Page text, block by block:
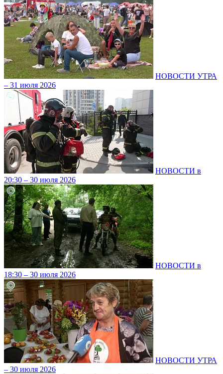
НОВОСТИ УТРА
– 31 июля 2026
НОВОСТИ в
20:30 – 30 июля 2026
НОВОСТИ в
18:30 – 30 июля 2026
НОВОСТИ УТРА
– 30 июля 2026